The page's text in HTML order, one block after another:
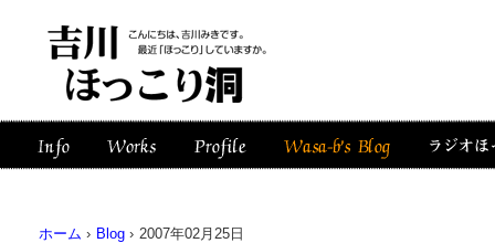
ホーム › Blog › 2007年02月25日